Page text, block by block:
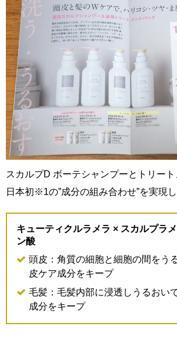
スカルプD ボーテシャンプーとトリート
日本初※1の”成分の組み合わせ”を実現し
キューティクルラメラ × スカルプラ
ン酸
頭皮：角質の細胞と細胞の間をう
皮ケア成分をキープ
毛髪：毛髪内部に浸透しうるおい
成分をキープ